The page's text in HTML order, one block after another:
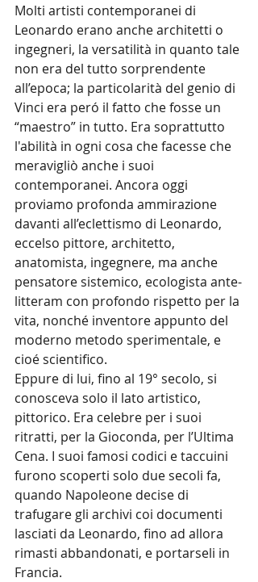
Molti artisti contemporanei di
Leonardo erano anche architetti o
ingegneri, la versatilità in quanto tale
non era del tutto sorprendente
all’epoca; la particolarità del genio di
Vinci era peró il fatto che fosse un
“maestro” in tutto. Era soprattutto
l'abilità in ogni cosa che facesse che
meravigliò anche i suoi
contemporanei. Ancora oggi
proviamo profonda ammirazione
davanti all’eclettismo di Leonardo,
eccelso pittore, architetto,
anatomista, ingegnere, ma anche
pensatore sistemico, ecologista ante-
litteram con profondo rispetto per la
vita, nonché inventore appunto del
moderno metodo sperimentale, e
cioé scientifico.
Eppure di lui, fino al 19° secolo, si
conosceva solo il lato artistico,
pittorico. Era celebre per i suoi
ritratti, per la Gioconda, per l’Ultima
Cena. I suoi famosi codici e taccuini
furono scoperti solo due secoli fa,
quando Napoleone decise di
trafugare gli archivi coi documenti
lasciati da Leonardo, fino ad allora
rimasti abbandonati, e portarseli in
Francia.